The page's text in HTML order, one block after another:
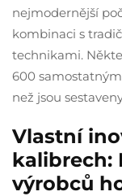
nejmodernější
kombinaci s
technikami.
600
než jsou
Vlastní
kalibrech:
výrobců